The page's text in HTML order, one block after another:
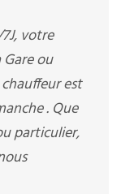
votre
ou
est
. Que
particulier,